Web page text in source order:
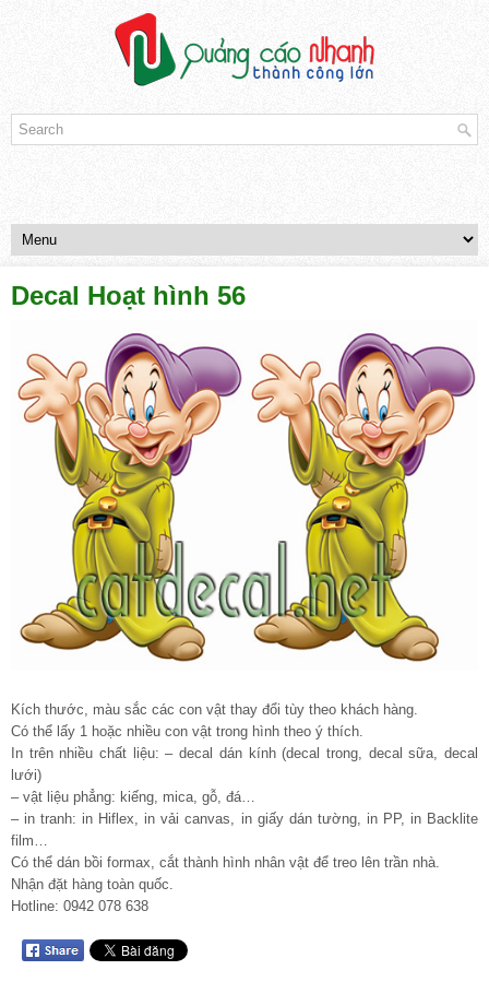
Decal Hoạt hình 56
Kích thước, màu sắc các con vật thay đổi tùy theo khách hàng.
Có thể lấy 1 hoặc nhiều con vật trong hình theo ý thích.
In trên nhiều chất liệu: – decal dán kính (decal trong, decal sữa, decal
lưới)
– vật liệu phẳng: kiếng, mica, gỗ, đá…
– in tranh: in Hiflex, in vải canvas, in giấy dán tường, in PP, in Backlite
film…
Có thể dán bồi formax, cắt thành hình nhân vật để treo lên trần nhà.
Nhận đặt hàng toàn quốc.
Hotline: 0942 078 638